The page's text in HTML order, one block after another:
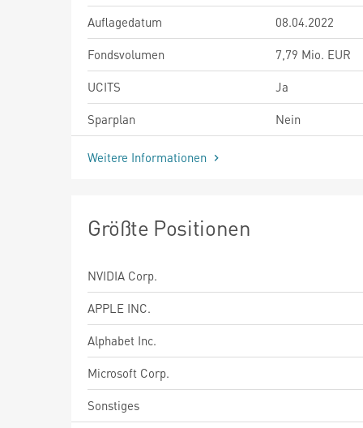
Auflagedatum
08.04.2022
Fondsvolumen
7,79 Mio. EUR
UCITS
Ja
Sparplan
Nein
Weitere Informationen
Größte Positionen
NVIDIA Corp.
APPLE INC.
Alphabet Inc.
Microsoft Corp.
Sonstiges